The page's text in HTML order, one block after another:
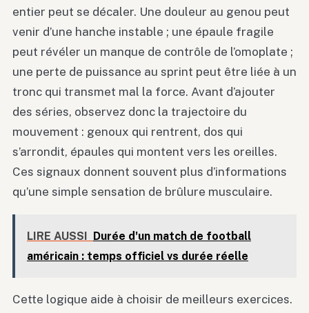
entier peut se décaler. Une douleur au genou peut
venir d’une hanche instable ; une épaule fragile
peut révéler un manque de contrôle de l’omoplate ;
une perte de puissance au sprint peut être liée à un
tronc qui transmet mal la force. Avant d’ajouter
des séries, observez donc la trajectoire du
mouvement : genoux qui rentrent, dos qui
s’arrondit, épaules qui montent vers les oreilles.
Ces signaux donnent souvent plus d’informations
qu’une simple sensation de brûlure musculaire.
LIRE AUSSI
Durée d'un match de football
américain : temps officiel vs durée réelle
Cette logique aide à choisir de meilleurs exercices.